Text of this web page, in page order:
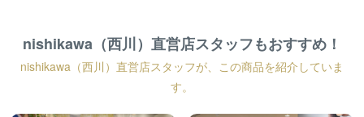
nishikawa（西川）直営店スタッフもおすすめ！
nishikawa（西川）直営店スタッフが、この商品を紹介していま
す。